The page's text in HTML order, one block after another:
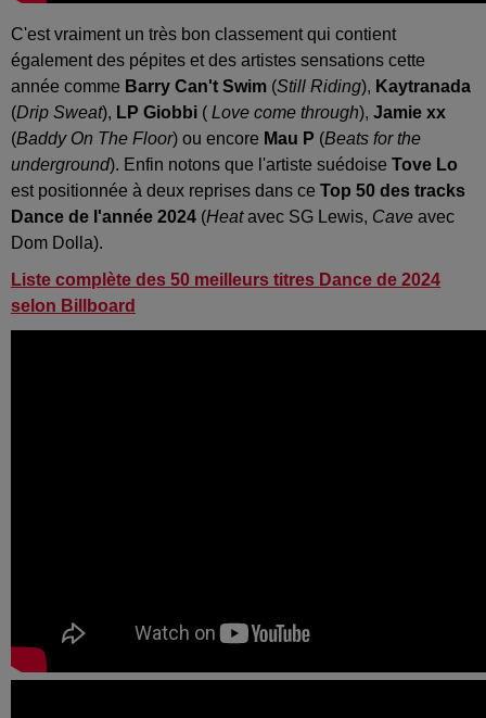
C'est vraiment un très bon classement qui contient
également des pépites et des artistes sensations cette
année comme Barry Can't Swim (Still Riding), Kaytranada
(Drip Sweat), LP Giobbi ( Love come through), Jamie xx
(Baddy On The Floor) ou encore Mau P (Beats for the
underground). Enfin notons que l'artiste suédoise Tove Lo
est positionnée à deux reprises dans ce Top 50 des tracks
Dance de l'année 2024 (Heatavec SG Lewis, Cave avec
Dom Dolla).
Liste complète des 50 meilleurs titres Dance de 2024
selon Billboard